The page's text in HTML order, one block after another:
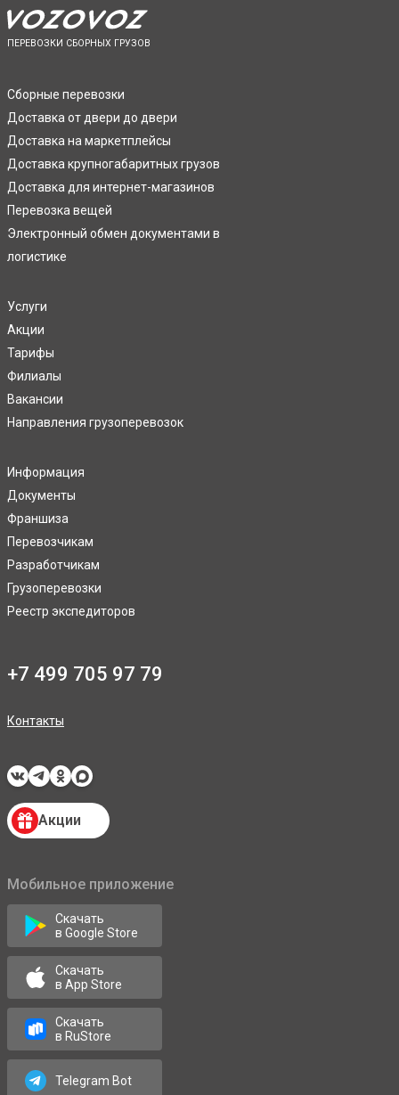
ПЕРЕВОЗКИ СБОРНЫХ ГРУЗОВ
Сборные перевозки
Доставка от двери до двери
Доставка на маркетплейсы
Доставка крупногабаритных грузов
Доставка для интернет-магазинов
Перевозка вещей
Электронный обмен документами в
логистике
Услуги
Акции
Тарифы
Филиалы
Вакансии
Направления грузоперевозок
Информация
Документы
Франшиза
Перевозчикам
Разработчикам
Грузоперевозки
Реестр экспедиторов
+7 499 705 97 79
Контакты
Акции
Мобильное приложение
Скачать
в Google Store
Скачать
в App Store
Скачать
в RuStore
Telegram Bot